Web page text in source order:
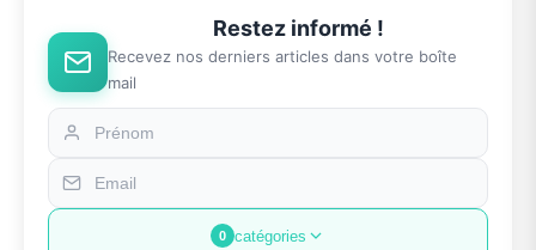
Restez informé !
Recevez nos derniers articles dans votre boîte
mail
0 catégories